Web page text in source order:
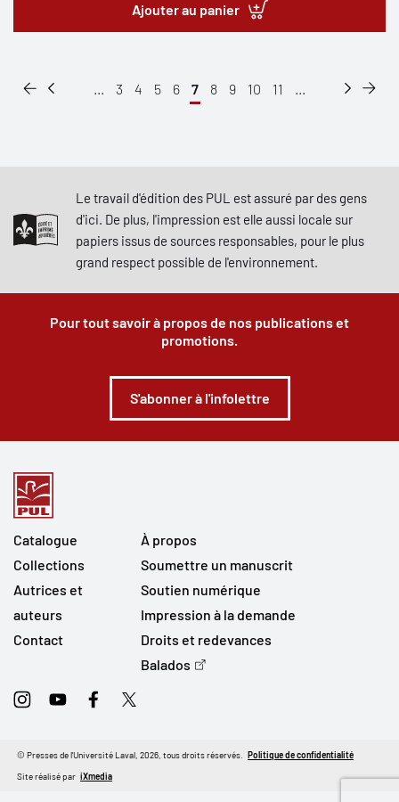
Ajouter au panier
... 3 4 5 6 7 8 9 10 11 ...
Le travail d'édition des PUL est assuré par des gens
d'ici. De plus, l'impression est elle aussi locale sur
papiers issus de sources responsables, pour le plus
grand respect possible de l'environnement.
Pour tout savoir à propos de nos publications et
promotions.
S'abonner à l'infolettre
Catalogue
Collections
Autrices et
auteurs
Contact
À propos
Soumettre un manuscrit
Soutien numérique
Impression à la demande
Droits et redevances
Balados
InstagramYoutubeFacebookTwitter
Site réalisé par iXmedia
© Presses de l'Université Laval, 2026, tous droits réservés. Politique de confidentialité